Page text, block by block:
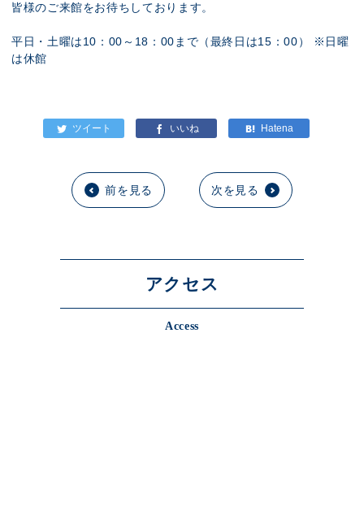
皆様のご来館をお待ちしております。
平日・土曜は10：00～18：00まで（最終日は15：00） ※日曜
は休館
前を見る 次を見る
アクセス
Access